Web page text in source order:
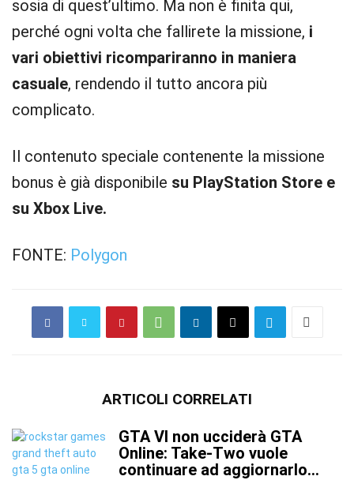
sosia di quest’ultimo. Ma non è finita qui,
perché ogni volta che fallirete la missione, i
vari obiettivi ricompariranno in maniera
casuale, rendendo il tutto ancora più
complicato.
Il contenuto speciale contenente la missione
bonus è già disponibile su PlayStation Store e
su Xbox Live.
FONTE: Polygon
ARTICOLI CORRELATI
GTA VI non ucciderà GTA
Online: Take-Two vuole
continuare ad aggiornarlo...